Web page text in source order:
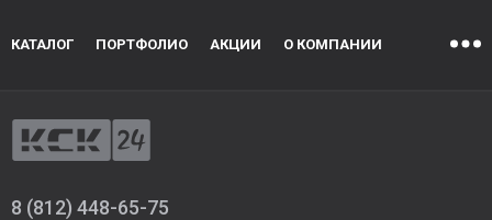
КАТАЛОГ ПОРТФОЛИО АКЦИИ О КОМПАНИИ
8 (812) 448-65-75